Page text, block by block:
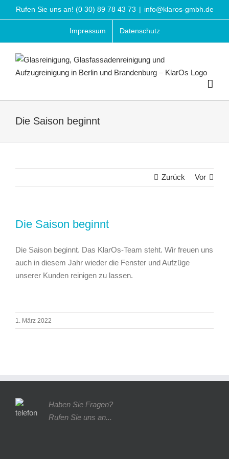
Inhalt
Rufen Sie uns an! (0 30) 89 78 43 73 | info@klaros-gmbh.de
Impressum Datenschutz
Die Saison beginnt
Zurück Vor
Die Saison beginnt
Die Saison beginnt. Das KlarOs-Team steht. Wir freuen uns
auch in diesem Jahr wieder die Fenster und Aufzüge
unserer Kunden reinigen zu lassen.
1. März 2022
Haben Sie Fragen?
Rufen Sie uns an...